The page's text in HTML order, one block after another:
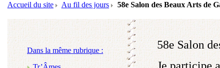
Accueil du site Au fil des jours 58e Salon des Beaux Arts de
Dans la même rubrique :
58e Salon